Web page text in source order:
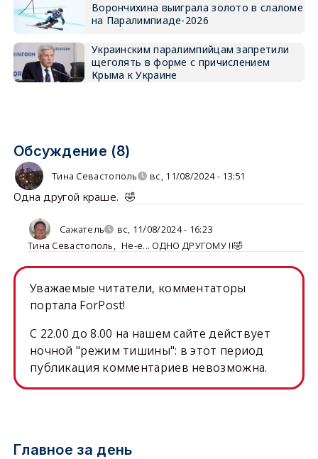
Ворончихина выиграла золото в слаломе
на Паралимпиаде-2026
Украинским паралимпийцам запретили
щеголять в форме с причислением
Крыма к Украине
Обсуждение (8)
Тина Севастополь вс, 11/08/2024 - 13:51
Одна другой краше. 🤣
Сажатель
вс, 11/08/2024 - 16:23
Тина Севастополь, Не-е... ОДНО ДРУГОМУ !!🤣
Уважаемые читатели, комментаторы
портала ForPost!
C 22.00 до 8.00 на нашем сайте действует
ночной "режим тишины": в этот период
публикация комментариев невозможна.
Главное за день